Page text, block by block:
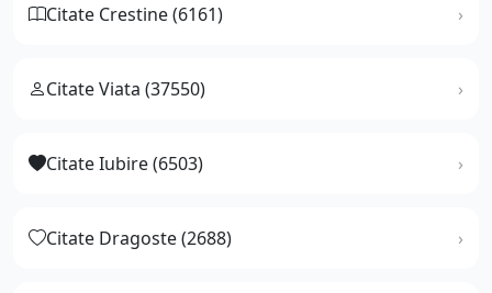
Citate Crestine (6161)
Citate Viata (37550)
Citate Iubire (6503)
Citate Dragoste (2688)